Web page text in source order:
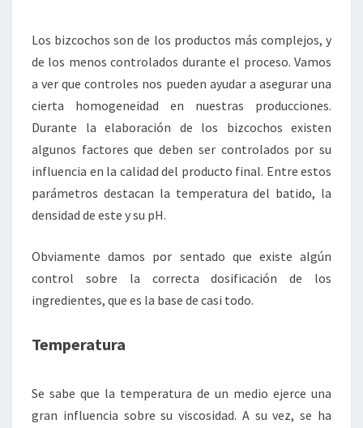
Los bizcochos son de los productos más complejos, y
de los menos controlados durante el proceso. Vamos
a ver que controles nos pueden ayudar a asegurar una
cierta homogeneidad en nuestras producciones.
Durante la elaboración de los bizcochos existen
algunos factores que deben ser controlados por su
influencia en la calidad del producto final. Entre estos
parámetros destacan la temperatura del batido, la
densidad de este y su pH.
Obviamente damos por sentado que existe algún
control sobre la correcta dosificación de los
ingredientes, que es la base de casi todo.
Temperatura
Se sabe que la temperatura de un medio ejerce una
gran influencia sobre su viscosidad. A su vez, se ha